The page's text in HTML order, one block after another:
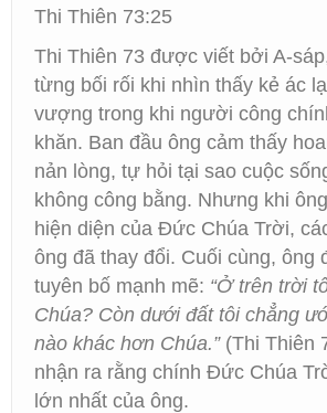
Thi Thiên 73:25
Thi Thiên 73 được viết bởi A-
từng bối rối khi nhìn thấy kẻ ác
vượng trong khi người công
khăn. Ban đầu ông cảm thấy
nản lòng, tự hỏi tại sao cuộc
không công bằng. Nhưng khi
hiện diện của Đức Chúa Trời,
ông đã thay đổi. Cuối cùng, ông
tuyên bố mạnh mẽ: “Ở trên trời
Chúa? Còn dưới đất tôi chẳng
nào khác hơn Chúa.”(Thi Thiên
nhận ra rằng chính Đức Chúa
lớn nhất của ông.